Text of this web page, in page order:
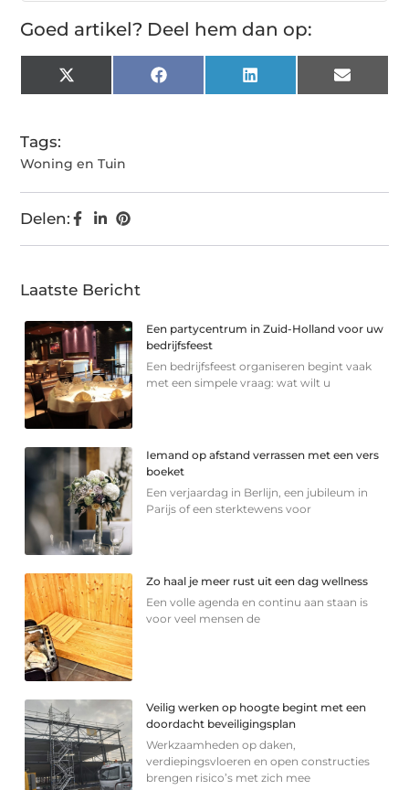
Goed artikel? Deel hem dan op:
X
(Twitter)
Facebook LinkedIn Email
Tags:
Woning en Tuin
Delen:
Laatste Bericht
Een partycentrum in Zuid-Holland voor uw
bedrijfsfeest
Een bedrijfsfeest organiseren begint vaak
met een simpele vraag: wat wilt u
Iemand op afstand verrassen met een vers
boeket
Een verjaardag in Berlijn, een jubileum in
Parijs of een sterkte­wens voor
Zo haal je meer rust uit een dag wellness
Een volle agenda en continu aan staan is
voor veel mensen de
Veilig werken op hoogte begint met een
doordacht beveiligingsplan
Werkzaamheden op daken,
verdiepingsvloeren en open constructies
brengen risico’s met zich mee